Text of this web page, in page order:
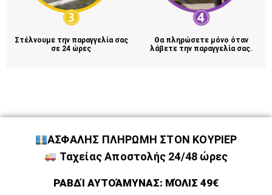
Στέλνουμε την παραγγελία σας
σε 24 ώρες
Θα πληρώσετε μόνο όταν
λάβετε την παραγγελία σας.
ΑΣΦΑΛΗΣ ΠΛΗΡΩΜΗ ΣΤΟΝ ΚΟΥΡΙΕΡ
Ταχείας Αποστολής 24/48 ώρες
ΡΑΒΔΊ ΑΥΤΟΆΜΥΝΑΣ: ΜΌΛΙΣ 49€